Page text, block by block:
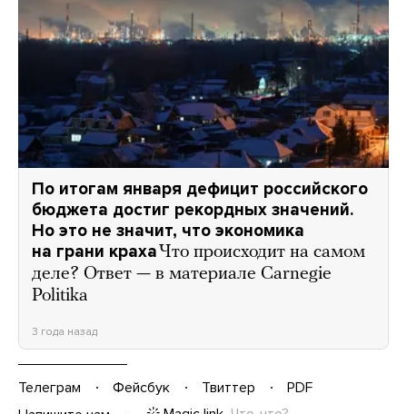
По итогам января дефицит российского
бюджета достиг рекордных значений.
Но это не значит, что экономика
на грани краха Что происходит на самом
деле? Ответ — в материале Carnegie
Politika
3 года назад
Телеграм Фейсбук Твиттер
PDF